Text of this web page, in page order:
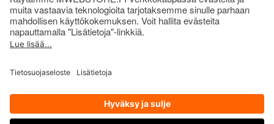
Uutiskirje
Uutiset ja artikkelit